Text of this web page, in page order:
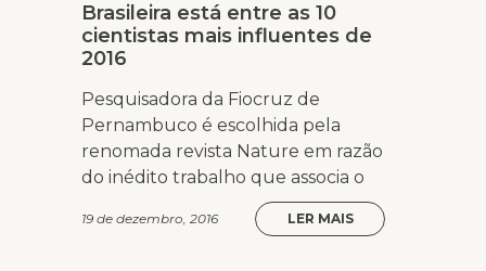
Brasileira está entre as 10
cientistas mais influentes de
2016
Pesquisadora da Fiocruz de
Pernambuco é escolhida pela
renomada revista Nature em razão
do inédito trabalho que associa o
19 de dezembro, 2016 LER MAIS